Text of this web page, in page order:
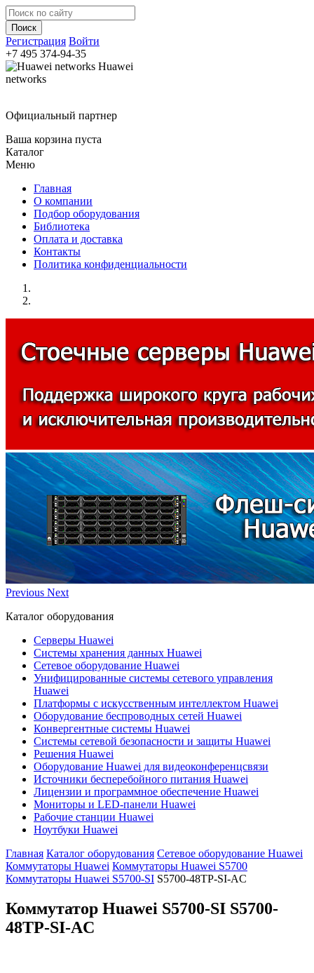
Регистрация Войти
+7 495 374-94-35
Huawei
networks
Официальный партнер
Ваша корзина пуста
Каталог
Меню
Главная
О компании
Подбор оборудования
Библиотека
Оплата и доставка
Контакты
Политика конфиденциальности
Previous Next
Каталог оборудования
Серверы Huawei
Системы хранения данных Huawei
Сетевое оборудование Huawei
Унифицированные системы сетевого управления
Huawei
Платформы с искусственным интеллектом Huawei
Оборудование беспроводных сетей Huawei
Конвергентные системы Huawei
Системы сетевой безопасности и защиты Huawei
Решения Huawei
Оборудование Huawei для видеоконференцсвязи
Источники бесперебойного питания Huawei
Лицензии и программное обеспечение Huawei
Мониторы и LED-панели Huawei
Рабочие станции Huawei
Ноутбуки Huawei
Главная Каталог оборудования Сетевое оборудование Huawei
Коммутаторы Huawei Коммутаторы Huawei S5700
Коммутаторы Huawei S5700-SI S5700-48TP-SI-AC
Коммутатор Huawei S5700-SI S5700-
48TP-SI-AC